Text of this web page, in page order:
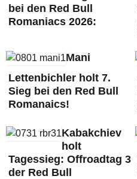
bei den Red Bull
Romaniacs 2026:
Mani
Lettenbichler holt 7.
Sieg bei den Red Bull
Romanaics!
Kabakchiev
holt
Tagessieg: Offroadtag 3
der Red Bull